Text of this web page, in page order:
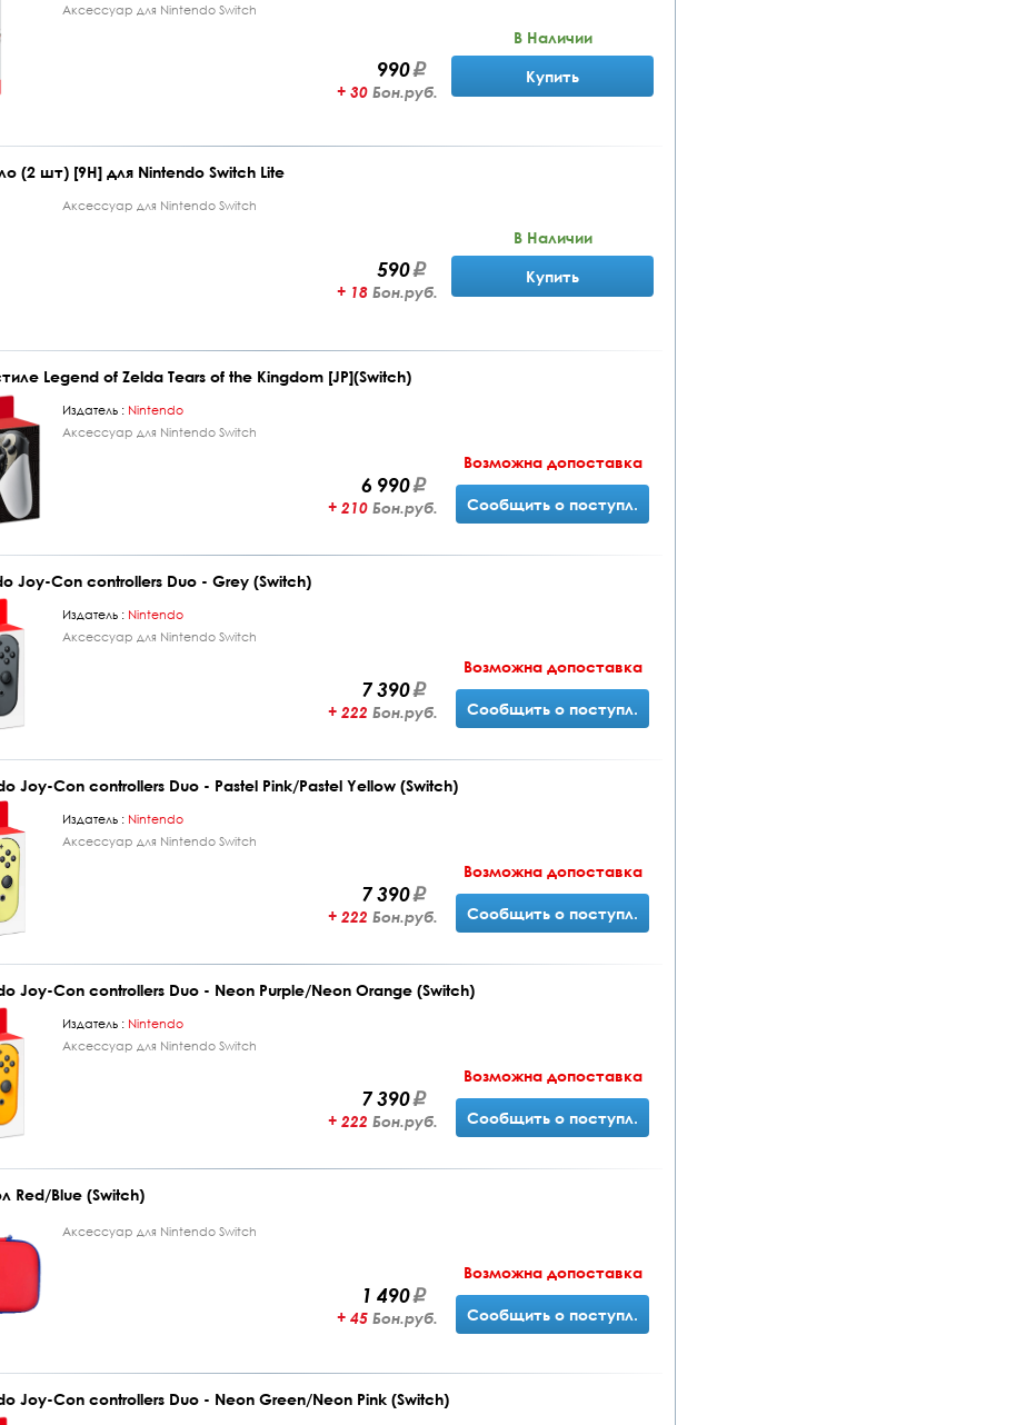
Аксессуар для Nintendo Switch
990
+ 30 Бон.руб.
В Наличии
Купить
(2 шт) [9H] для Nintendo Switch Lite
Аксессуар для Nintendo Switch
590
+ 18 Бон.руб.
В Наличии
Купить
Legend of Zelda Tears of the Kingdom [JP](Switch)
Издатель : Nintendo
Аксессуар для Nintendo Switch
6 990
+ 210 Бон.руб.
Возможна допоставка
Сообщить о поступл.
Joy-Con controllers Duo - Grey (Switch)
Издатель : Nintendo
Аксессуар для Nintendo Switch
7 390
+ 222 Бон.руб.
Возможна допоставка
Сообщить о поступл.
Joy-Con controllers Duo - Pastel Pink/Pastel Yellow (Switch)
Издатель : Nintendo
Аксессуар для Nintendo Switch
7 390
+ 222 Бон.руб.
Возможна допоставка
Сообщить о поступл.
Joy-Con controllers Duo - Neon Purple/Neon Orange (Switch)
Издатель : Nintendo
Аксессуар для Nintendo Switch
7 390
+ 222 Бон.руб.
Возможна допоставка
Сообщить о поступл.
Red/Blue (Switch)
Аксессуар для Nintendo Switch
1 490
+ 45 Бон.руб.
Возможна допоставка
Сообщить о поступл.
Joy-Con controllers Duo - Neon Green/Neon Pink (Switch)